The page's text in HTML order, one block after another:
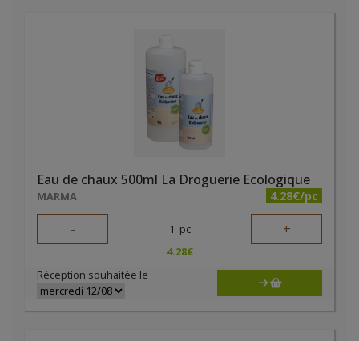
Eau de chaux 500ml La Droguerie Ecologique
MARMA 4.28€/pc
- 1 pc +
4.28€
Réception souhaitée le